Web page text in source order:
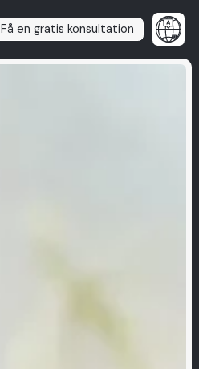
Få en gratis konsultation